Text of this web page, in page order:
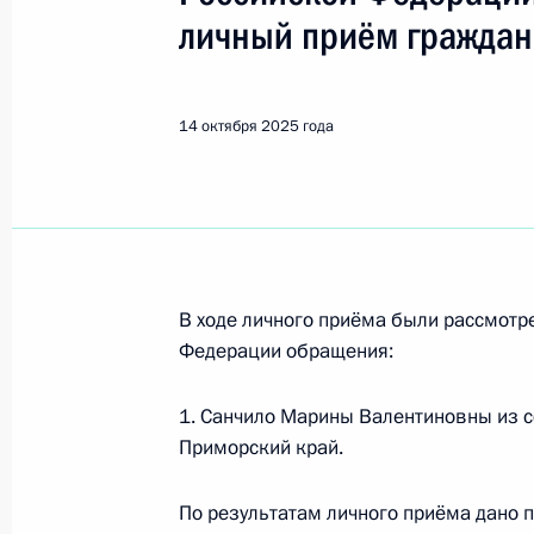
14 октября 2025 года по
по приёму граждан в Москве
начальник Управления Судебного
Чибизов провёл в Приёмной
14 октября 2025 года, 16:03
личный приём граждан
14 октября 2025 года
В ходе личного приёма были
Федерации обращения:
1. Санчило Марины Валентиновны из
Приморский край.
По результатам личного приёма дано